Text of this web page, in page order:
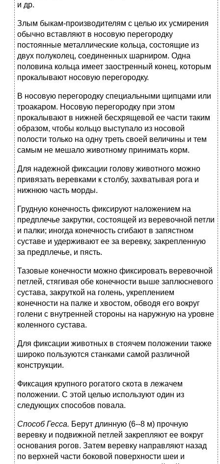
и др.
Злым быкам-производителям с целью их усмирения
обычно вставляют в носовую перегородку
постоянные металлические кольца, состоящие из
двух полуколец, соединенных шарниром. Одна
половина кольца имеет заостренный конец, которым
прокалывают носовую перегородку.
В носовую перегородку специальными щипцами или
троакаром. Носовую перегородку при этом
прокалывают в нижней бесхрящевой ее части таким
образом, чтобы кольцо выступало из носовой
полости только на одну треть своей величины и тем
самым не мешало животному принимать корм.
Для надежной фиксации голову животного можно
привязать веревками к столбу, захватывая рога и
нижнюю часть морды.
Грудную конечность фиксируют наложением на
предплечье закрутки, состоящей из веревочной петли
и палки; иногда конечность сгибают в запястном
суставе и удерживают ее за веревку, закрепленную
за предплечье, и пясть.
Тазовые конечности можно фиксировать веревочной
петлей, стягивая обе конечности выше заплюсневого
сустава, закруткой на голень, укреплением
конечности на палке и хвостом, обводя его вокруг
голени с внутренней стороны на наружную на уровне
коленного сустава.
Для фиксации животных в стоячем положении также
широко пользуются станками самой различной
конструкции.
Фиксация крупного рогатого скота в лежачем
положении. С этой целью используют один из
следующих способов повала.
Способ Гесса. Берут длинную (6--8 м) прочную
веревку и подвижной петлей закрепляют ее вокруг
основания рогов. Затем веревку направляют назад
по верхней части боковой поверхности шеи и